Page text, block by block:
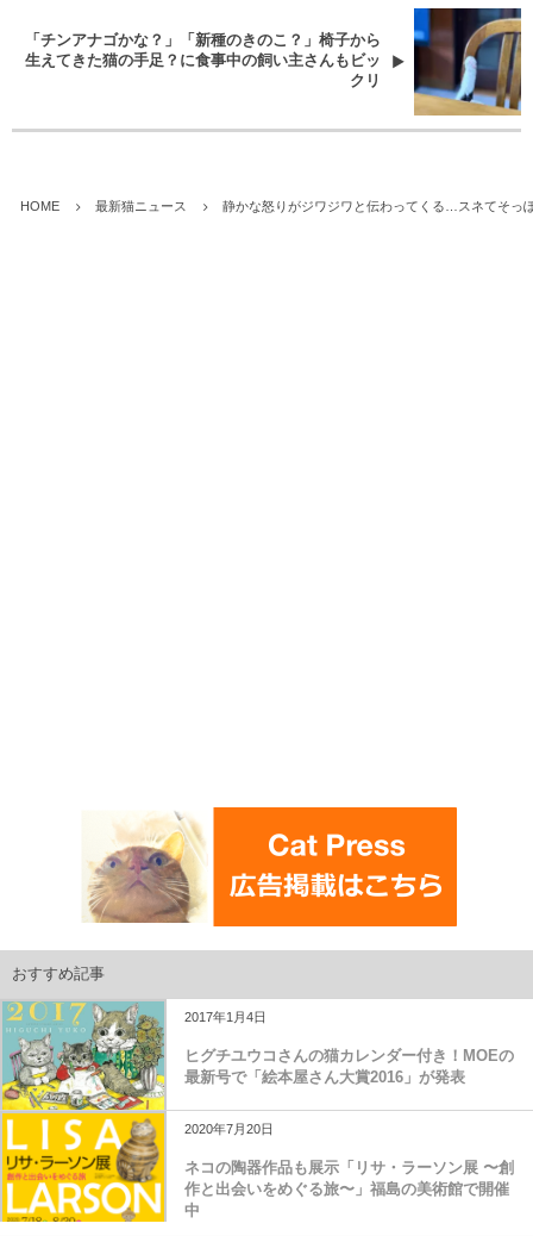
「チンアナゴかな？」「新種のきのこ？」椅子から
生えてきた猫の手足？に食事中の飼い主さんもビッ
クリ
HOME 最新猫ニュース 静かな怒りがジワジワと伝わってくる…スネてそっ
おすすめ記事
2017年1月4日
ヒグチユウコさんの猫カレンダー付き！MOEの
最新号で「絵本屋さん大賞2016」が発表
2020年7月20日
ネコの陶器作品も展示「リサ・ラーソン展 〜創
作と出会いをめぐる旅〜」福島の美術館で開催
中